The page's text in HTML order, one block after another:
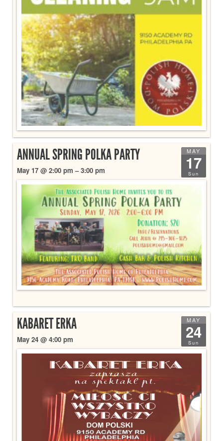
MAY
17
Sun
ANNUAL SPRING POLKA PARTY
May 17 @ 2:00 pm – 3:00 pm
MAY
24
Sun
KABARET ERKA
May 24 @ 4:00 pm